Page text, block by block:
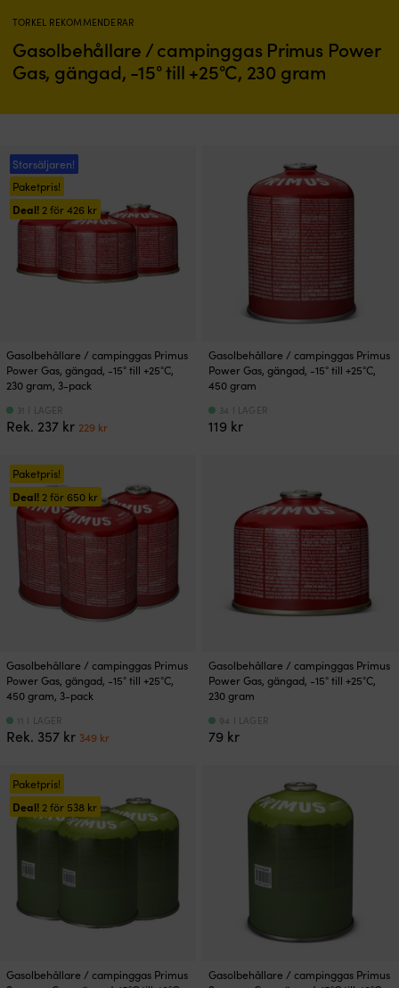
TORKEL REKOMMENDERAR
Gasolbehållare / campinggas Primus Power
Gas, gängad, -15° till +25°C, 230 gram
Storsäljaren!
Paketpris!
Deal! 2 för426 kr
Gasolbehållare / campinggas Primus
Power Gas, gängad, -15° till +25°C,
230 gram, 3-pack
Rek. 237 kr Det
237 kr.
229 krDet
229 kr.
31 I LAGER
Gasolbehållare / campinggas Primus
Power Gas, gängad, -15° till +25°C,
450 gram
119 kr
34 I LAGER
Paketpris!
Deal! 2 för 650 kr
Gasolbehållare / campinggas Primus
Power Gas, gängad, -15° till +25°C,
450 gram, 3-pack
Rek. 357 kr Det
357 kr.
349 krDet
349 kr.
11 I LAGER
Gasolbehållare / campinggas Primus
Power Gas, gängad, -15° till +25°C,
230 gram
79 kr
94 I LAGER
Paketpris!
Deal! 2 för 538 kr
Gasolbehållare / campinggas Primus
Gasolbehållare / campinggas Primus